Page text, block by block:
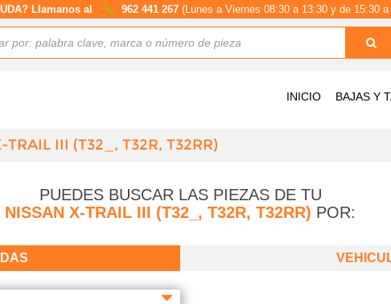
Llamanos al 962 441 267 (Lunes a Viernes 08:30 a 13:30 y de 15:30 a
INICIO BAJAS Y
TRAIL III (T32_, T32R, T32RR)
PUEDES BUSCAR LAS PIEZAS DE TU
NISSAN X-TRAIL III (T32_, T32R, T32RR) POR: